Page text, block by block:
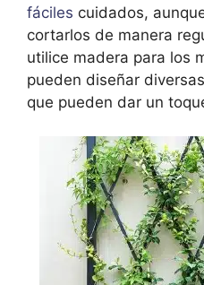
fáciles cuidados,
cortarlos de manera
utilice madera para los
pueden diseñar
que pueden dar un